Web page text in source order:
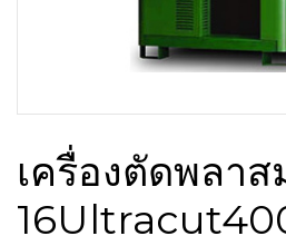
เครื่องตัดพลาส